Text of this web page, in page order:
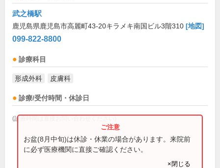
武之橋駅
鹿児島県鹿児島市高麗町43-20キラメキ南国ビル3階310 [地図]
099-822-8800
診療科目
形成外科 皮膚科
診療/受付時間・休診日
(診療時間は直接お問い合わせください)
お盆(8月中旬)は休診・休業の場合があります。来院前
に必ず医療機関に直接ご確認ください。
×閉じる